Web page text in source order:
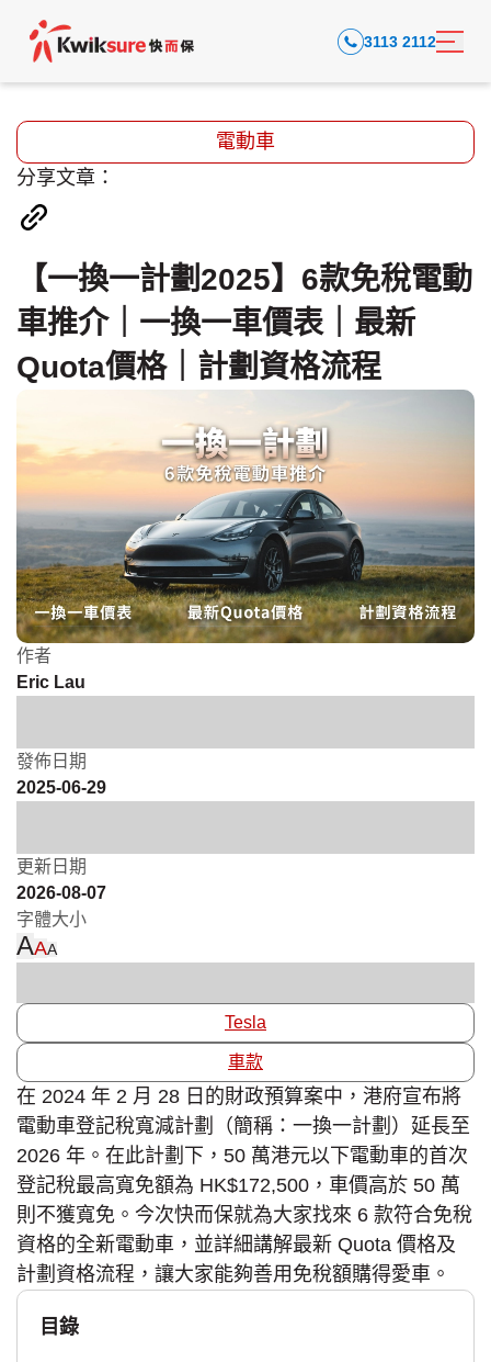
3113 2112
電動車
分享文章：
【一換一計劃2025】6款免稅電動
車推介｜一換一車價表｜最新
Quota價格｜計劃資格流程
作者
Eric Lau
發佈日期
2025-06-29
更新日期
2026-08-07
字體大小
AAA
Tesla
車款
在 2024 年 2 月 28 日的財政預算案中，港府宣布將
電動車登記稅寬減計劃（簡稱：一換一計劃）延長至
2026 年。在此計劃下，50 萬港元以下電動車的首次
登記稅最高寬免額為 HK$172,500，車價高於 50 萬
則不獲寬免。今次快而保就為大家找來 6 款符合免稅
資格的全新電動車，並詳細講解最新 Quota 價格及
計劃資格流程，讓大家能夠善用免稅額購得愛車。
目錄